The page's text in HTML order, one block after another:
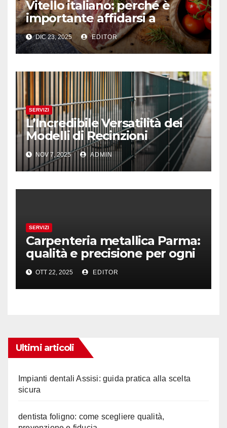
Vitello italiano: perché è
importante affidarsi a
professionisti del settore
DIC 23, 2025 EDITOR
SERVIZI
L’Incredibile Versatilità dei
Modelli di Recinzioni
Modulari: Dal LA01 al LA08
NOV 7, 2025 ADMIN
SERVIZI
Carpenteria metallica Parma:
qualità e precisione per ogni
progetto
OTT 22, 2025 EDITOR
Ultimi articoli
Impianti dentali Assisi: guida pratica alla scelta
sicura
dentista foligno: come scegliere qualità,